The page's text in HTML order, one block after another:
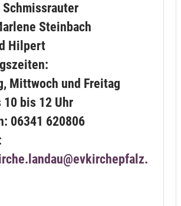
Schmissrauter
Steinbach
Hilpert
Mittwoch und Freitag
bis 12 Uhr
06341 620806